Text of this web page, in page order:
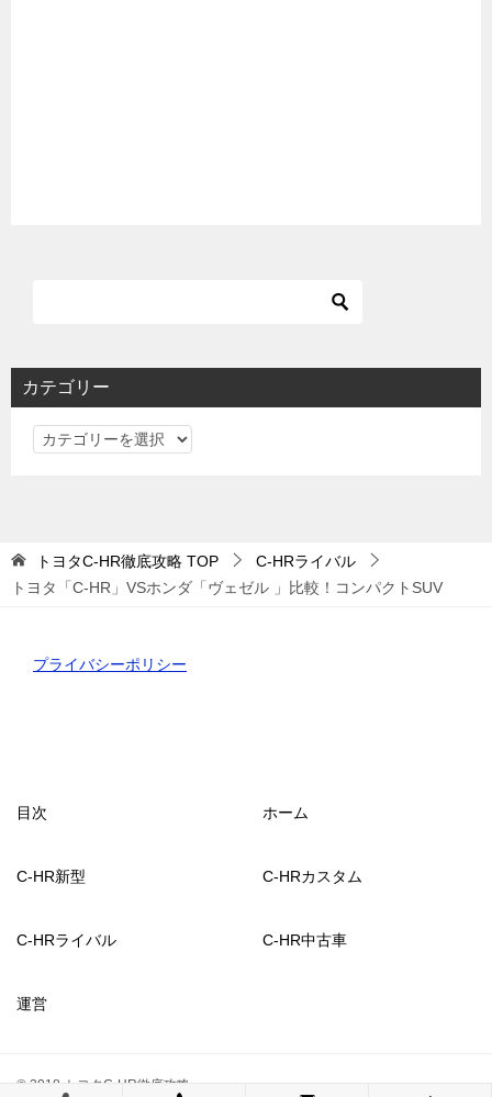
カテゴリー
カ
トヨタC-HR徹底攻略 TOP
C-HRライバル
トヨタ「C-HR」VSホンダ「ヴェゼル 」比較！コンパクトSUV
プライバシーポリシー
目次 ホーム
C-HR新型 C-HRカスタム
C-HRライバル C-HR中古車
運営
© 2018 トヨタC-HR徹底攻略